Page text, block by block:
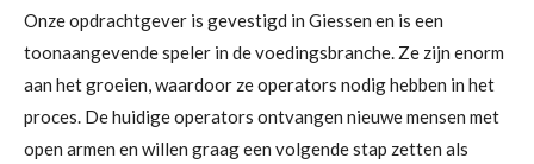
Onze opdrachtgever is gevestigd in Giessen en is een
toonaangevende speler in de voedingsbranche. Ze zijn enorm
aan het groeien, waardoor ze operators nodig hebben in het
proces. De huidige operators ontvangen nieuwe mensen met
open armen en willen graag een volgende stap zetten als